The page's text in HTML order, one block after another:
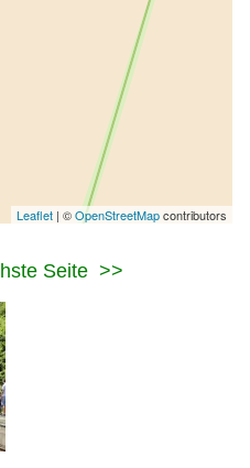
Leaflet | ©OpenStreetMapcontributors
Seite >>